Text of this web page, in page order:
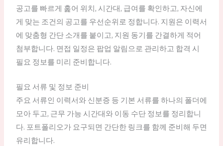
공고를 빠르게 훑어 위치, 시간대, 급여를 확인하고, 자신에
게 맞는 조건의 공고를 우선순위로 정합니다. 지원은 이력서
에 맞춤형 간단 소개를 붙이고, 지원 동기를 간결하게 적어
첨부합니다. 면접 일정은 팝업 알림으로 관리하고 합격 시
필요 정보를 미리 준비합니다.
필요 서류 및 정보 준비
주요 서류인 이력서와 신분증 등 기본 서류를 하나의 폴더에
모아 두고, 근무 가능 시간대와 이동 수단 정보를 정리합니
다. 포트폴리오가 요구되면 간단한 링크를 함께 준비해 두면
유리합니다.